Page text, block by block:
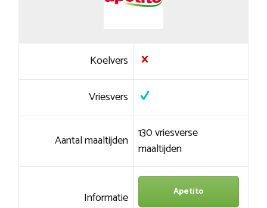
Koelvers
Vriesvers
Aantal maaltijden 130 vriesverse
maaltijden
Informatie Apetito